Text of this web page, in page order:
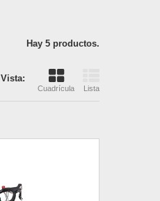
Hay 5 productos.
Vista:
Cuadrícula Lista